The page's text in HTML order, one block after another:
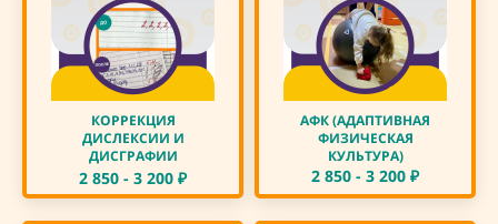
КОРРЕКЦИЯ
ДИСЛЕКСИИ И
ДИСГРАФИИ
2 850 - 3 200 ₽
АФК (АДАПТИВНАЯ
ФИЗИЧЕСКАЯ
КУЛЬТУРА)
2 850 - 3 200 ₽